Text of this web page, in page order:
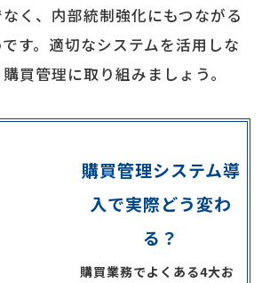
イベント・セミナー
お問い合わせ
く、内部統制強化にもつながる
す。適切なシステムを活用しな
買管理に取り組みましょう。
購買管理システム導
入で実際どう変わ
る？
購買業務でよくある4大お